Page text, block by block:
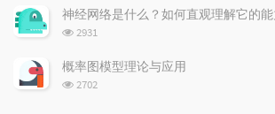
c
l
s
n
次
数:
浏
次
数:
2931
概率图模型理论与应用
浏
2702